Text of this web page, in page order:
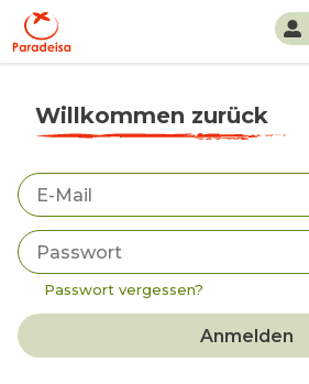
Willkommen zurück
Passwort vergessen?
Anmelden